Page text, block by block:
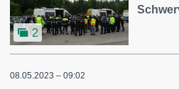
2
08.05.2023 – 09:02